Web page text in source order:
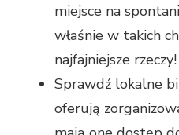
miejsce na
właśnie w takich
najfajniejsze rzeczy!
Sprawdź lokalne
oferują